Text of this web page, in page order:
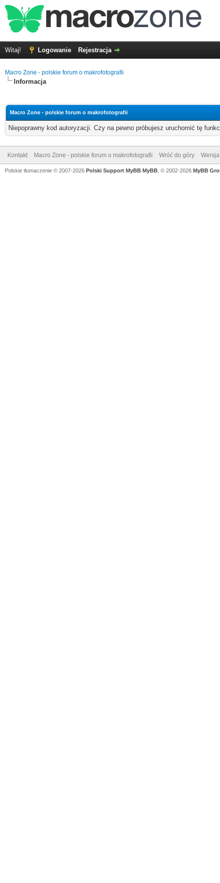
Witaj! Logowanie Rejestracja
Macro Zone - polskie forum o makrofotografii
Informacja
Macro Zone - polskie forum o makrofotografii
Niepoprawny kod autoryzacji. Czy na pewno próbujesz uruchomić tę
Kontakt Macro Zone - polskie forum o makrofotografii Wróć do góry
Polskie tłumaczenie © 2007-2026 Polski Support MyBB MyBB , © 2002-2026 MyBB